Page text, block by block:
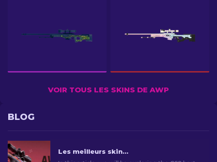
VOIR TOUS LES SKINS DE AWP
BLOG
Les meilleurs skins AWP CS2 - Le Guide des skins [2026]